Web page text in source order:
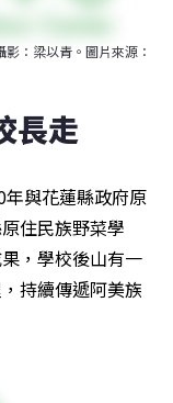
：梁以青。圖片來源：
長走
與花蓮縣政府原
住民族野菜學
，學校後山有一
持續傳遞阿美族